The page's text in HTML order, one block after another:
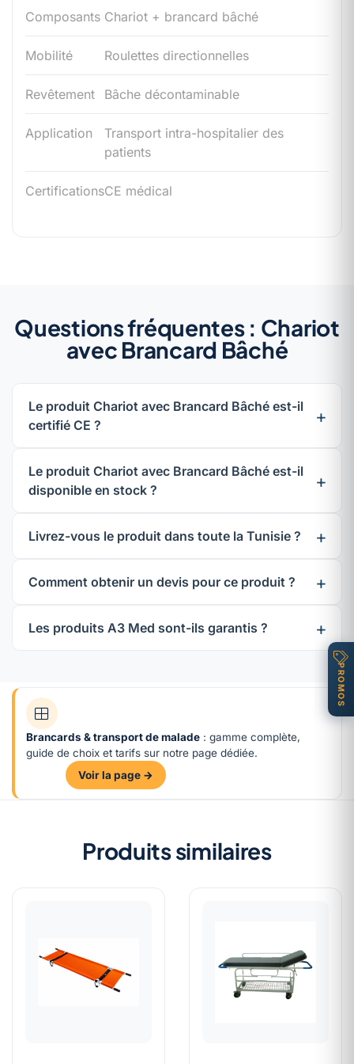
Composants Chariot + brancard bâché
Mobilité Roulettes directionnelles
Revêtement Bâche décontaminable
Application
Transport intra-hospitalier des
patients
CertificationsCE médical
Questions fréquentes : Chariot
avec Brancard Bâché
Le produit Chariot avec Brancard Bâché est-il
certifié CE ?
Le produit Chariot avec Brancard Bâché est-il
disponible en stock ?
Livrez-vous le produit dans toute la Tunisie ?
Comment obtenir un devis pour ce produit ?
Les produits A3 Med sont-ils garantis ?
Brancards & transport de malade : gamme complète,
guide de choix et tarifs sur notre page dédiée.
Voir la page →
Produits similaires
PROMOS